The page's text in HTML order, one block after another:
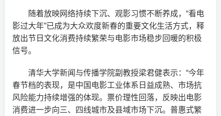
随着放映网络持续下沉、观影习惯不断养成，“看电
影过大年”已成为大众欢度新春的重要文化生活方式，释
放出节日文化消费持续繁荣与电影市场稳步回暖的积极
信号。
清华大学新闻与传播学院副教授梁君健表示：“今年
春节档的表现，是中国电影工业体系日益成熟、市场抗
风险能力持续增强的体现。票价理性回落，反映出电影
消费进一步向三、四线城市及县域市场下沉。普惠式繁